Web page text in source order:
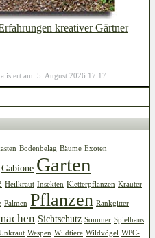
kreativer Gärtner
am: 5. August 2026 17:17
Bodenbelag Bäume Exoten
Gabione Garten
Heilkraut Insekten Kletterpflanzen Kräuter
Palmen Pflanzen Rankgitter
Sichtschutz Sommer Spielhaus
Wespen Wildtiere Wildvögel WPC-